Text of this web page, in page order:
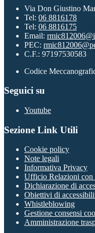
Via Don Giustino
Tel: 06 8816178
Tel: 06 8816175
Email:
PEC:
C.F.: 97197530583
Codice
Seguici su
Youtube
Sezione Link Utili
Cookie policy
Note legali
Informativa Privacy
Ufficio Relazioni con
Dichiarazione di
Obiettivi di
Whistleblowing
Gestione consensi
Amministrazione